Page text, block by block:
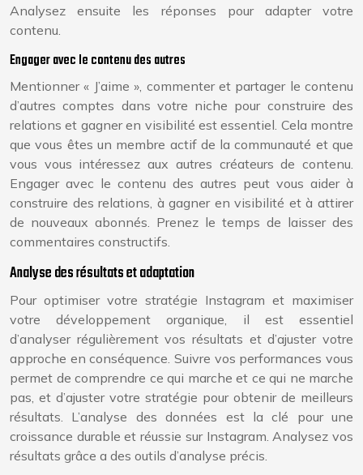
Analysez ensuite les réponses pour adapter votre
contenu.
Engager avec le contenu des autres
Mentionner « J’aime », commenter et partager le contenu
d’autres comptes dans votre niche pour construire des
relations et gagner en visibilité est essentiel. Cela montre
que vous êtes un membre actif de la communauté et que
vous vous intéressez aux autres créateurs de contenu.
Engager avec le contenu des autres peut vous aider à
construire des relations, à gagner en visibilité et à attirer
de nouveaux abonnés. Prenez le temps de laisser des
commentaires constructifs.
Analyse des résultats et adaptation
Pour optimiser votre stratégie Instagram et maximiser
votre développement organique, il est essentiel
d’analyser régulièrement vos résultats et d’ajuster votre
approche en conséquence. Suivre vos performances vous
permet de comprendre ce qui marche et ce qui ne marche
pas, et d’ajuster votre stratégie pour obtenir de meilleurs
résultats. L’analyse des données est la clé pour une
croissance durable et réussie sur Instagram. Analysez vos
résultats grâce a des outils d’analyse précis.